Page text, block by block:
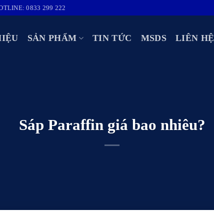
0833 299 222
SẢN PHẨM TIN TỨC MSDS LIÊN HỆ
Sáp Paraffin giá bao nhiêu?